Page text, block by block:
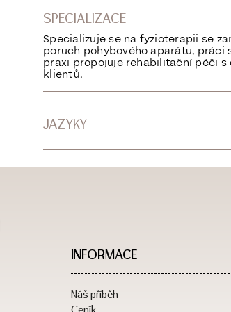
SPECIALIZACE
Specializuje se na fyzioterapii se
poruch pohybového aparátu, práci
praxi propojuje rehabilitační péči
klientů.
JAZYKY
INFORMACE
Náš příběh